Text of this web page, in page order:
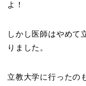
よ！
しかし医師はやめて
りました。
立教大学に行ったの